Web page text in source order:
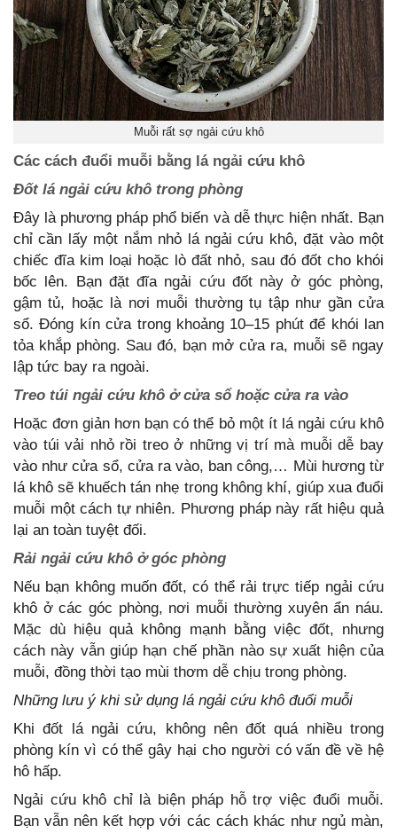
Muỗi rất sợ ngải cứu khô
Các cách đuổi muỗi bằng lá ngải cứu khô
Đốt lá ngải cứu khô trong phòng
Đây là phương pháp phổ biến và dễ thực hiện nhất. Bạn
chỉ cần lấy một nắm nhỏ lá ngải cứu khô, đặt vào một
chiếc đĩa kim loại hoặc lò đất nhỏ, sau đó đốt cho khói
bốc lên. Bạn đặt đĩa ngải cứu đốt này ở góc phòng,
gậm tủ, hoặc là nơi muỗi thường tụ tập như gần cửa
sổ. Đóng kín cửa trong khoảng 10–15 phút để khói lan
tỏa khắp phòng. Sau đó, bạn mở cửa ra, muỗi sẽ ngay
lập tức bay ra ngoài.
Treo túi ngải cứu khô ở cửa sổ hoặc cửa ra vào
Hoặc đơn giản hơn bạn có thể bỏ một ít lá ngải cứu khô
vào túi vải nhỏ rồi treo ở những vị trí mà muỗi dễ bay
vào như cửa sổ, cửa ra vào, ban công,… Mùi hương từ
lá khô sẽ khuếch tán nhẹ trong không khí, giúp xua đuổi
muỗi một cách tự nhiên. Phương pháp này rất hiệu quả
lại an toàn tuyệt đối.
Rải ngải cứu khô ở góc phòng
Nếu bạn không muốn đốt, có thể rải trực tiếp ngải cứu
khô ở các góc phòng, nơi muỗi thường xuyên ẩn náu.
Mặc dù hiệu quả không mạnh bằng việc đốt, nhưng
cách này vẫn giúp hạn chế phần nào sự xuất hiện của
muỗi, đồng thời tạo mùi thơm dễ chịu trong phòng.
Những lưu ý khi sử dụng lá ngải cứu khô đuổi muỗi
Khi đốt lá ngải cứu, không nên đốt quá nhiều trong
phòng kín vì có thể gây hại cho người có vấn đề về hệ
hô hấp.
Ngải cứu khô chỉ là biện pháp hỗ trợ việc đuổi muỗi.
Bạn vẫn nên kết hợp với các cách khác như ngủ màn,